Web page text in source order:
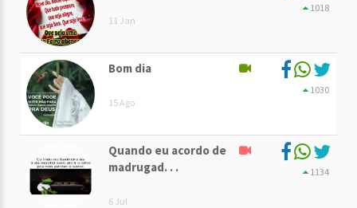
11 Jan
1018
Bom dia
15 Ago
1030
Quando eu acordo de
madrugad. . .
6 Jul
1134